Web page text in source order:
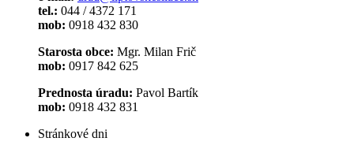
tel.: 044 / 4372 171
mob: 0918 432 830
Starosta obce: Mgr. Milan Frič
mob: 0917 842 625
Prednosta úradu: Pavol Bartík
mob: 0918 432 831
Stránkové dni